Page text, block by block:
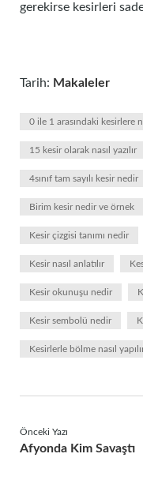
gerekirse kesirleri
Tarih: Makaleler
0 ile 1 arasındaki kesirlere
15 kesir olarak nasıl yazılır
4sınıf tam sayılı kesir nedir
Birim kesir nedir ve örnek
Kesir çizgisi tanımı nedir
Kesir nasıl anlatılır
Kesir okunuşu nedir
Kesir sembolü nedir
Kesirlerle bölme nasıl
Önceki Yazı
Afyonda Kim Savaştı